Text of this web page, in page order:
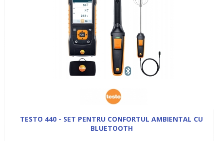
TESTO 440 - SET PENTRU CONFORTUL AMBIENTAL CU
BLUETOOTH